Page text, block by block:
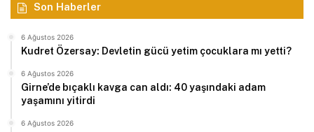
Son Haberler
6 Ağustos 2026
Kudret Özersay: Devletin gücü yetim çocuklara mı yetti?
6 Ağustos 2026
Girne’de bıçaklı kavga can aldı: 40 yaşındaki adam
yaşamını yitirdi
6 Ağustos 2026